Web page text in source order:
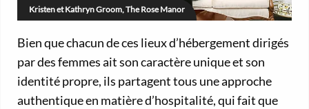
Kristen et Kathryn Groom, The Rose Manor
Bien que chacun de ces lieux d’hébergement dirigés
par des femmes ait son caractère unique et son
identité propre, ils partagent tous une approche
authentique en matière d’hospitalité, qui fait que